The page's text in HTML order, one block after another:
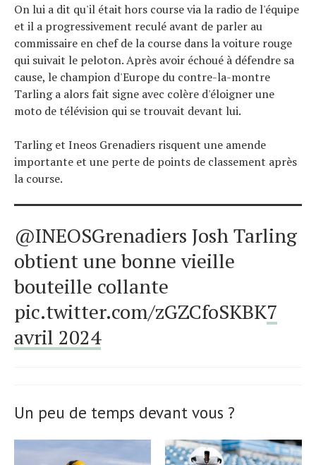
On lui a dit qu'il était hors course via la radio de l'équipe
et il a progressivement reculé avant de parler au
commissaire en chef de la course dans la voiture rouge
qui suivait le peloton. Après avoir échoué à défendre sa
cause, le champion d'Europe du contre-la-montre
Tarling a alors fait signe avec colère d'éloigner une
moto de télévision qui se trouvait devant lui.
Tarling et Ineos Grenadiers risquent une amende
importante et une perte de points de classement après
la course.
@INEOSGrenadiers Josh Tarling
obtient une bonne vieille
bouteille collante
pic.twitter.com/zGZCfoSKBK7
avril 2024
Un peu de temps devant vous ?